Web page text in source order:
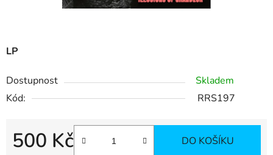
LP
Dostupnost
Skladem
Kód:
RRS197
500 Kč DO KOŠÍKU